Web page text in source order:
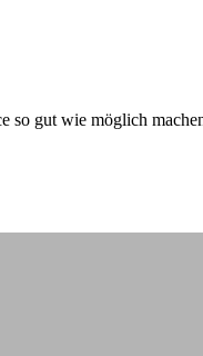
so gut wie möglich